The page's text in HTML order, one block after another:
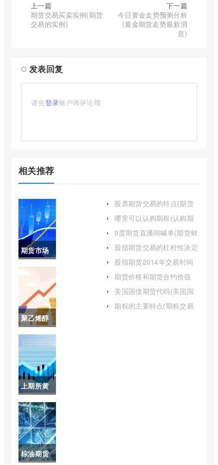
上一篇
期货交易买卖实例(期货
交易的实例)
下一篇
今日黄金走势预测分析
(黄金期货走势最新消
息)
发表回复
请先登录账户再评论哦
相关推荐
期货市场
的主体包
括哪些(期
货市场的
构成要素)
聚乙烯醇
期货价格
(pva聚乙
烯醇期货)
上期所黄
金
2206(上
期所的黄
金进入交
棕油期货
股票期货交易的特点(期货
交易及其特点)
哪里可以认购期权(认购期
权能卖空吗)
9度期货直播间喊单(期货财
经直播间老师喊单)
股指期货交易的杠杆性决定
了(股指期货杠杆要利息吗)
股指期货2014年交易时间
(股指期货最新交易时间表)
期货价格和期货合约价值
(期货合约与期货交易)
美国国债期货代码(美国国
债期货今日价格为10112)
期权的主要特点(期权交易